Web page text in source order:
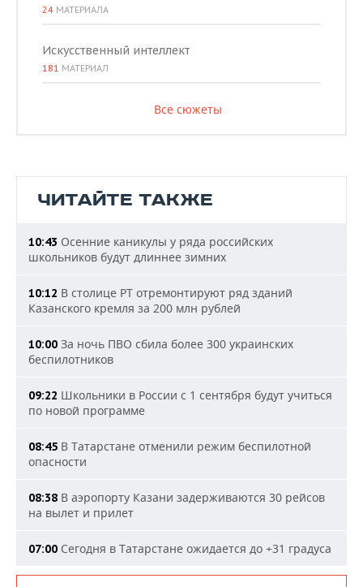
24 МАТЕРИАЛА
Искусственный интеллект
181 МАТЕРИАЛ
Все сюжеты
ЧИТАЙТЕ ТАКЖЕ
10:43 Осенние каникулы у ряда российских
школьников будут длиннее зимних
10:12 В столице РТ отремонтируют ряд зданий
Казанского кремля за 200 млн рублей
10:00 За ночь ПВО сбила более 300 украинских
беспилотников
09:22 Школьники в России с 1 сентября будут учиться
по новой программе
08:45 В Татарстане отменили режим беспилотной
опасности
08:38 В аэропорту Казани задерживаются 30 рейсов
на вылет и прилет
07:00 Сегодня в Татарстане ожидается до +31 градуса